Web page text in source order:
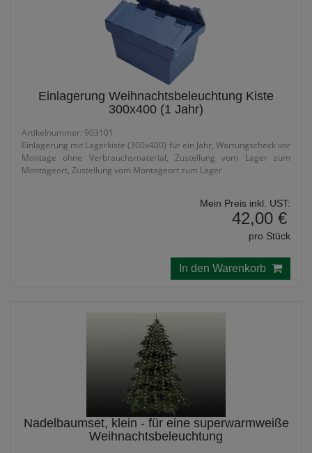
Einlagerung Weihnachtsbeleuchtung Kiste
300x400 (1 Jahr)
Artikelnummer: 903101
Einlagerung mit Lagerkiste (300x400) für ein Jahr, Wartungscheck vor
Montage ohne Verbrauchsmaterial, Zustellung vom Lager zum
Montageort, Zustellung vom Montageort zum Lager
Mein Preis inkl. UST:
42,00 €
pro Stück
In den Warenkorb
Nadelbaumset, klein - für eine superwarmweiße
Weihnachtsbeleuchtung